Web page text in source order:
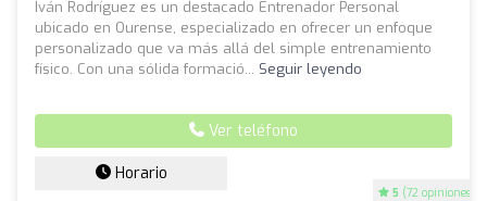
5 (72 opiniones)
Iván Rodríguez es un destacado Entrenador Personal
ubicado en Ourense, especializado en ofrecer un enfoque
personalizado que va más allá del simple entrenamiento
físico. Con una sólida formació... Seguir leyendo
Ver teléfono
Horario